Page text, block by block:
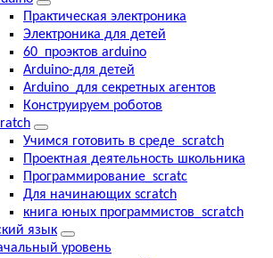
Практическая электроника
Электроника для детей
60_проэктов arduino
Arduino-для детей
Arduino_для секретных агентов
Конструируем роботов
Учимся готовить в среде_scratch
Проектная деятельность школьника
Программирование_scratc
Для начинающих scratch
книга юных программистов_scratch
язык
уровень